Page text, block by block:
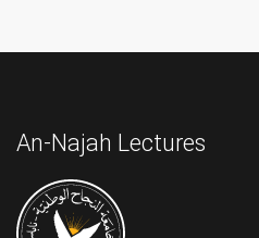
An-Najah Lectures